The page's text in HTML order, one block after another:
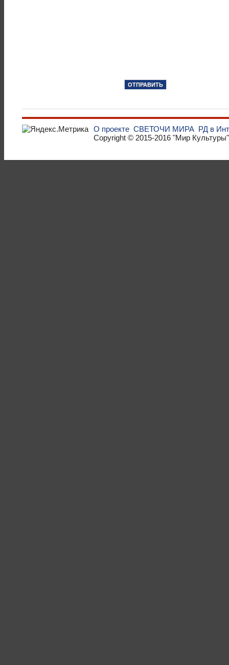
О проекте СВЕТОЧИ МИРА РД в
Copyright © 2015-2016 "Мир Культуры"